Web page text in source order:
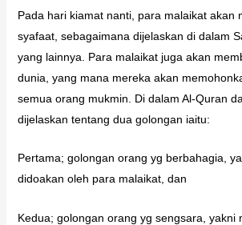
Pada hari kiamat nanti, para malaikat akan
syafaat, sebagaimana dijelaskan di dalam
yang lainnya. Para malaikat juga akan
dunia, yang mana mereka akan
semua orang mukmin. Di dalam Al-Quran
dijelaskan tentang dua golongan iaitu:
Pertama; golongan orang yg berbahagia,
didoakan oleh para malaikat, dan
Kedua; golongan orang yg sengsara, yakni